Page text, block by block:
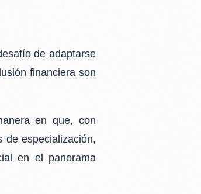
de adaptarse
financiera son
en que, con
de especialización,
en el panorama